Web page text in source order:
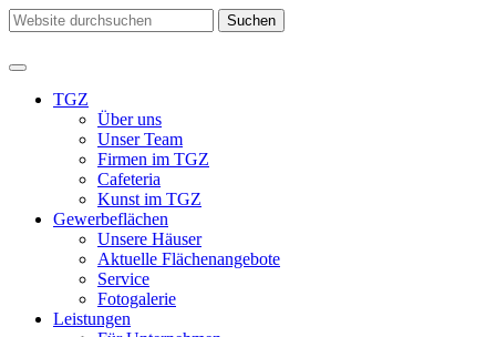
TGZ
Über uns
Unser Team
Firmen im TGZ
Cafeteria
Kunst im TGZ
Gewerbeflächen
Unsere Häuser
Aktuelle Flächenangebote
Service
Fotogalerie
Leistungen